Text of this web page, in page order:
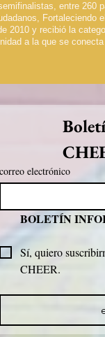
entre 260
2010 y recibió la
a la que se
correo electrónico
BOLETÍN
Sí, quiero
CHEER.